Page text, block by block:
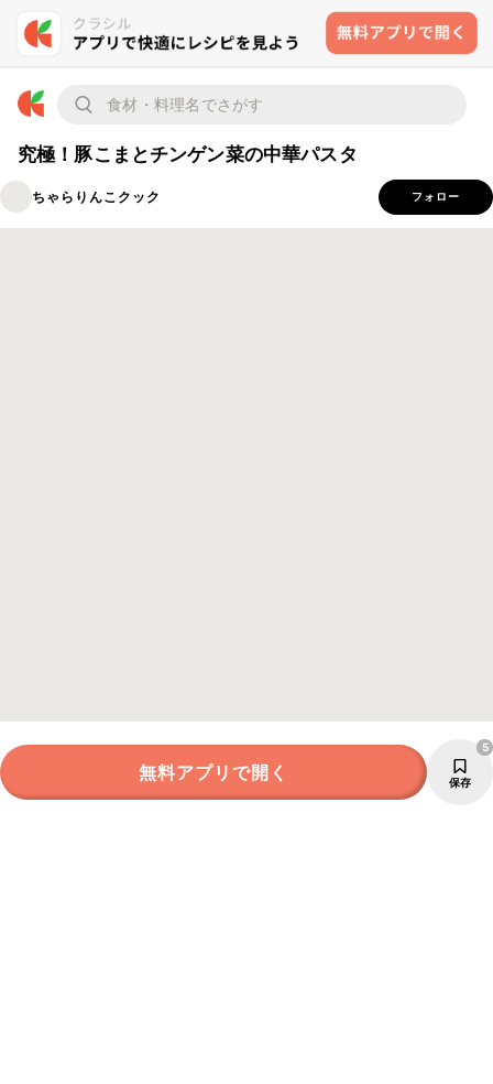
究極！豚こまとチンゲン菜の中華パスタ
ちゃらりんこクック フォロー
無料アプリで開く 保存
5